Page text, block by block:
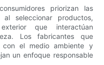
priorizan las
seleccionar productos,
que interactúan
Los fabricantes que
con el medio ambiente y
un enfoque responsable